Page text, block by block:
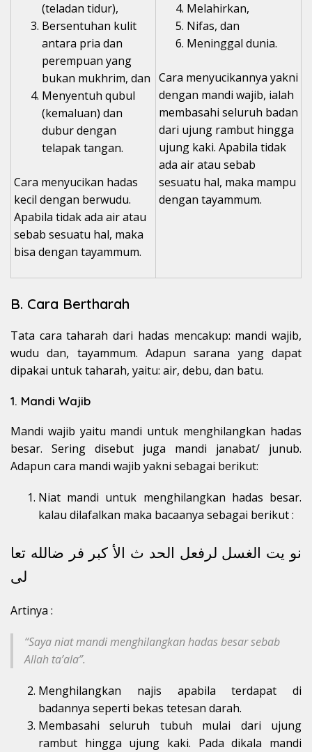
(teladan tidur),
Bersentuhan kulit
antara pria dan
perempuan yang
bukan mukhrim, dan
Menyentuh qubul
(kemaluan) dan
dubur dengan
telapak tangan.
Cara menyucikan hadas
kecil dengan berwudu.
Apabila tidak ada air atau
sebab sesuatu hal, maka
bisa dengan tayammum.
Melahirkan,
Nifas, dan
Meninggal dunia.
Cara menyucikannya yakni
dengan mandi wajib, ialah
membasahi seluruh badan
dari ujung rambut hingga
ujung kaki. Apabila tidak
ada air atau sebab
sesuatu hal, maka mampu
dengan tayammum.
B. Cara Bertharah
Tata cara taharah dari hadas mencakup: mandi wajib,
wudu dan, tayammum. Adapun sarana yang dapat
dipakai untuk taharah, yaitu: air, debu, dan batu.
1. Mandi Wajib
Mandi wajib yaitu mandi untuk menghilangkan hadas
besar. Sering disebut juga mandi janabat/ junub.
Adapun cara mandi wajib yakni sebagai berikut:
Niat mandi untuk menghilangkan hadas besar.
kalau dilafalkan maka bacaanya sebagai berikut :
نو يت الغسل لرفعل الحد ث الأ كبر فر ضالله تعا
لى
Artinya :
“Saya niat mandi menghilangkan hadas besar sebab
Allah ta’ala”.
Menghilangkan najis apabila terdapat di
badannya seperti bekas tetesan darah.
Membasahi seluruh tubuh mulai dari ujung
rambut hingga ujung kaki. Pada dikala mandi